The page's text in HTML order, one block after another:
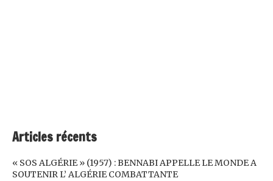
Articles récents
« SOS ALGÉRIE » (1957) : BENNABI APPELLE LE MONDE A
SOUTENIR L’ ALGÉRIE COMBATTANTE